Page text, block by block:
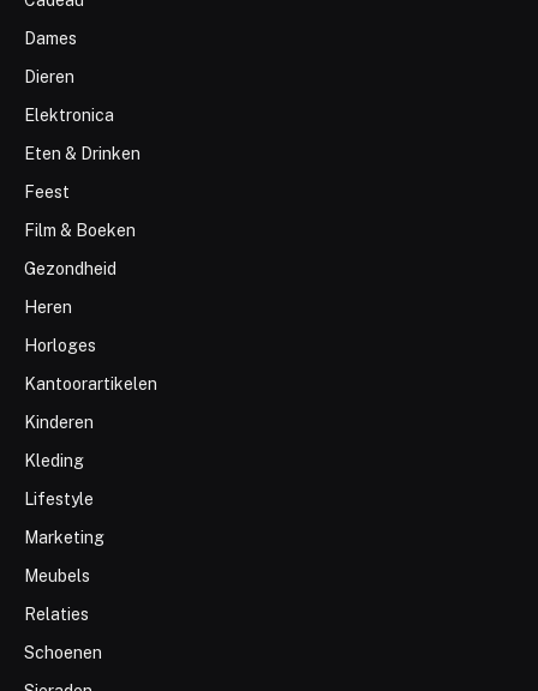
Dames
Dieren
Elektronica
Eten & Drinken
Feest
Film & Boeken
Gezondheid
Heren
Horloges
Kantoorartikelen
Kinderen
Kleding
Lifestyle
Marketing
Meubels
Relaties
Schoenen